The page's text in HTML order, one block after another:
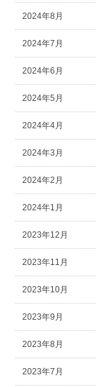
2024年8月
2024年7月
2024年6月
2024年5月
2024年4月
2024年3月
2024年2月
2024年1月
2023年12月
2023年11月
2023年10月
2023年9月
2023年8月
2023年7月